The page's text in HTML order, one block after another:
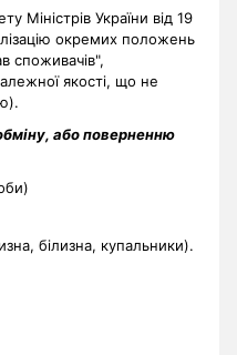
Міністрів України від 19
окремих положень
споживачів",
якості, що не
або поверненню
білизна, купальники).